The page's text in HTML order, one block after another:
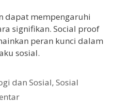
dapat mempengaruhi
signifikan. Social proof
peran kunci dalam
sosial.
dan Sosial,Sosial